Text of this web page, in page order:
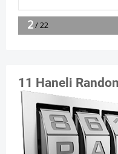
11 Haneli